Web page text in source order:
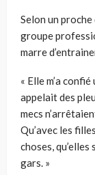
Selon un proche
groupe
marre
« Elle m’a
appelait des
mecs
Qu’avec les
choses,
gars. »